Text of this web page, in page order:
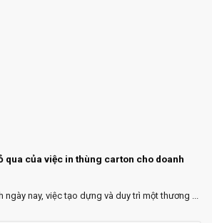
qua của việc in thùng carton cho doanh
nay, việc tạo dựng và duy trì một thương ...